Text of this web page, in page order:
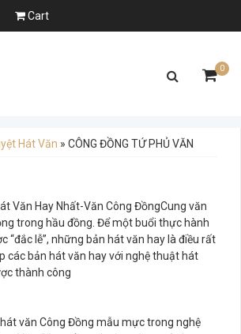
Cart
0
Hát Văn » CÔNG ĐỒNG TỨ PHỦ VĂN
Văn Hay Nhất-Văn Công ĐồngCung văn
trong hầu đồng. Để một buổi thực hành
“đắc lễ”, những bản hát văn hay là điều rất
các bản hát văn hay với nghệ thuật hát
thành công
văn Công Đồng mẫu mực trong nghệ